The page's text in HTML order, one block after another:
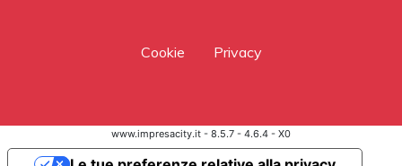
Cookie Privacy
www.impresacity.it - 8.5.7 - 4.6.4 - X0